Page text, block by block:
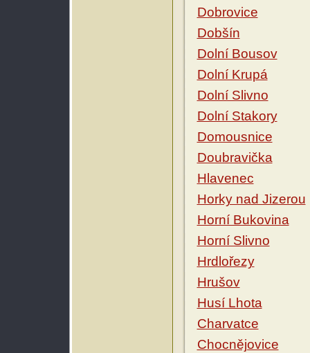
Dobrovice
Dobšín
Dolní Bousov
Dolní Krupá
Dolní Slivno
Dolní Stakory
Domousnice
Doubravička
Hlavenec
Horky nad Jizerou
Horní Bukovina
Horní Slivno
Hrdlořezy
Hrušov
Husí Lhota
Charvatce
Chocnějovice